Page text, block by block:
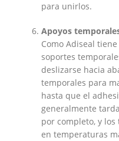
para unirlos.
Apoyos
Como Adiseal
soportes
deslizarse hacia
temporales para
hasta que el
generalmente
por completo, y
en temperaturas